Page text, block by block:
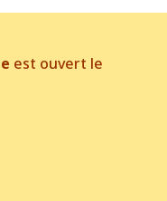
est ouvert le